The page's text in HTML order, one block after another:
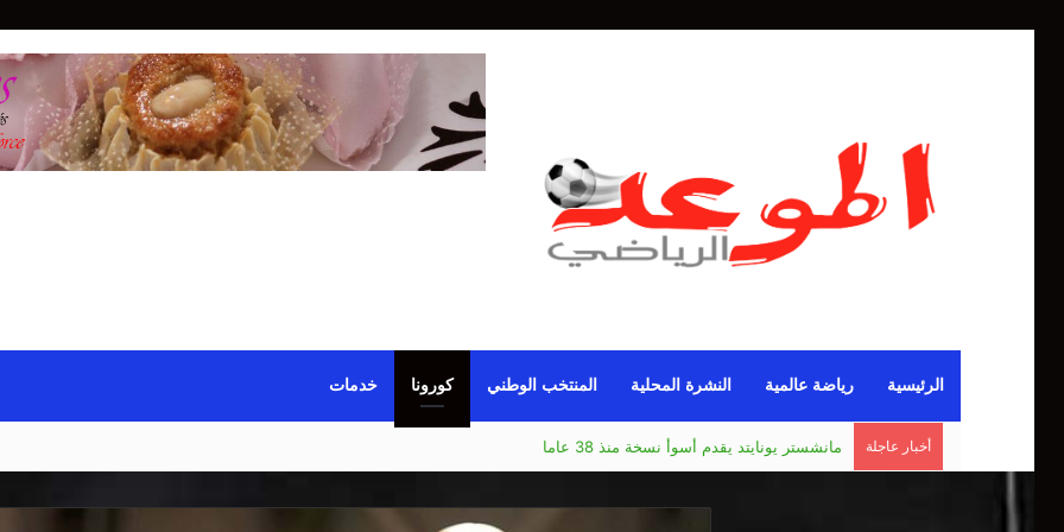
الرئيسية رياضة عالمية النشرة المحلية المنتخب الوطني كورونا خدمات
أخبار عاجلة